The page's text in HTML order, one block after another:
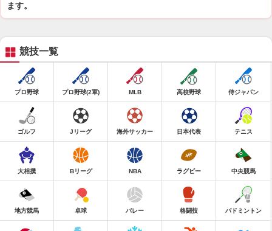
ます。
競技一覧
プロ野球 プロ野球(2軍) MLB 高校野球 侍ジャパン
ゴルフ Jリーグ 海外サッカー 日本代表 テニス
大相撲 Bリーグ NBA ラグビー 中央競馬
地方競馬 卓球 バレー 格闘技 バドミントン